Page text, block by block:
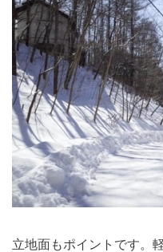
立地面もポイントです。